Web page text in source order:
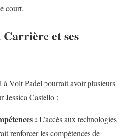
court.
et ses
Volt Padel pourrait avoir plusieurs
Jessica Castello :
: L’accès aux technologies
renforcer les compétences de